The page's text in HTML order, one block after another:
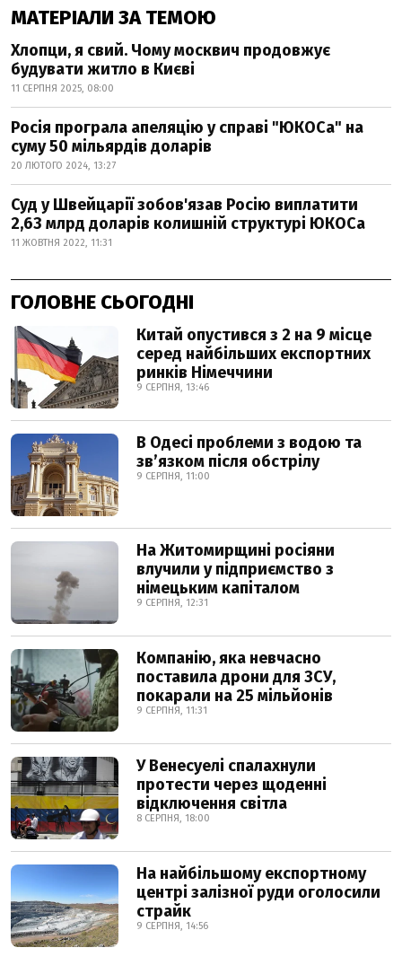
МАТЕРІАЛИ ЗА ТЕМОЮ
Хлопци, я свий. Чому москвич продовжує
будувати житло в Києві
11 СЕРПНЯ 2025, 08:00
Росія програла апеляцію у справі "ЮКОСа" на
суму 50 мільярдів доларів
20 ЛЮТОГО 2024, 13:27
Суд у Швейцарії зобов'язав Росію виплатити
2,63 млрд доларів колишній структурі ЮКОСа
11 ЖОВТНЯ 2022, 11:31
ГОЛОВНЕ СЬОГОДНІ
Китай опустився з 2 на 9 місце
серед найбільших експортних
ринків Німеччини
9 СЕРПНЯ, 13:46
В Одесі проблеми з водою та
звʼязком після обстрілу
9 СЕРПНЯ, 11:00
На Житомирщині росіяни
влучили у підприємство з
німецьким капіталом
9 СЕРПНЯ, 12:31
Компанію, яка невчасно
поставила дрони для ЗСУ,
покарали на 25 мільйонів
9 СЕРПНЯ, 11:31
У Венесуелі спалахнули
протести через щоденні
відключення світла
8 СЕРПНЯ, 18:00
На найбільшому експортному
центрі залізної руди оголосили
страйк
9 СЕРПНЯ, 14:56